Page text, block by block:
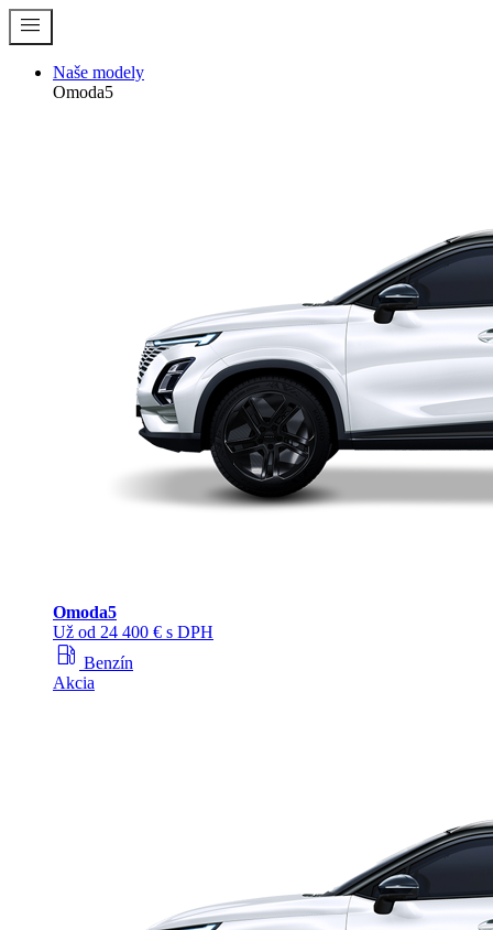
menu
Naše modely
Omoda5
Omoda5
Už od 24 400 € s DPH
local_gas_station Benzín
Akcia